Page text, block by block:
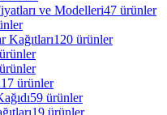
ve Modelleri47 ürünler
Kağıtları120 ürünler
17 ürünler
59 ürünler